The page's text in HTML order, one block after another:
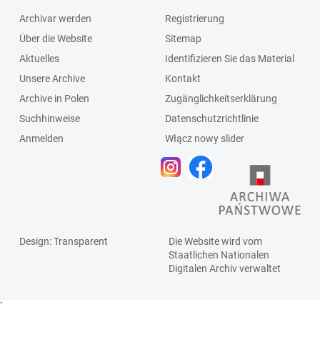
Archivar werden
Über die Website
Aktuelles
Unsere Archive
Archive in Polen
Suchhinweise
Anmelden
Registrierung
Sitemap
Identifizieren Sie das Material
Kontakt
Zugänglichkeitserklärung
Datenschutzrichtlinie
Włącz nowy slider
Design: Transparent
Die Website wird vom
Staatlichen Nationalen
Digitalen Archivverwaltet
`